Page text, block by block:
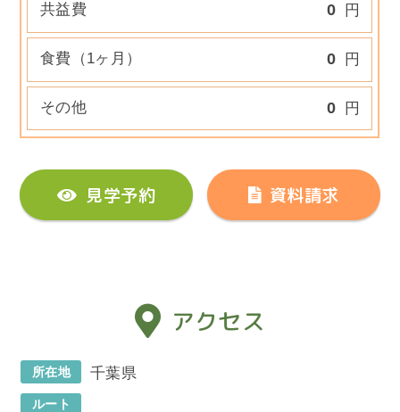
共益費 0 円
食費（1ヶ月） 0 円
その他 0 円
見学予約 資料請求
アクセス
所在地 千葉県
ルート